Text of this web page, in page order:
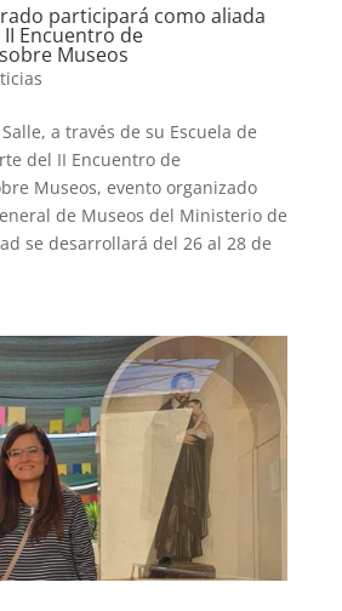
participará como aliada
Encuentro de
Museos
a través de su Escuela de
del II Encuentro de
Museos, evento organizado
de Museos del Ministerio de
se desarrollará del 26 al 28 de